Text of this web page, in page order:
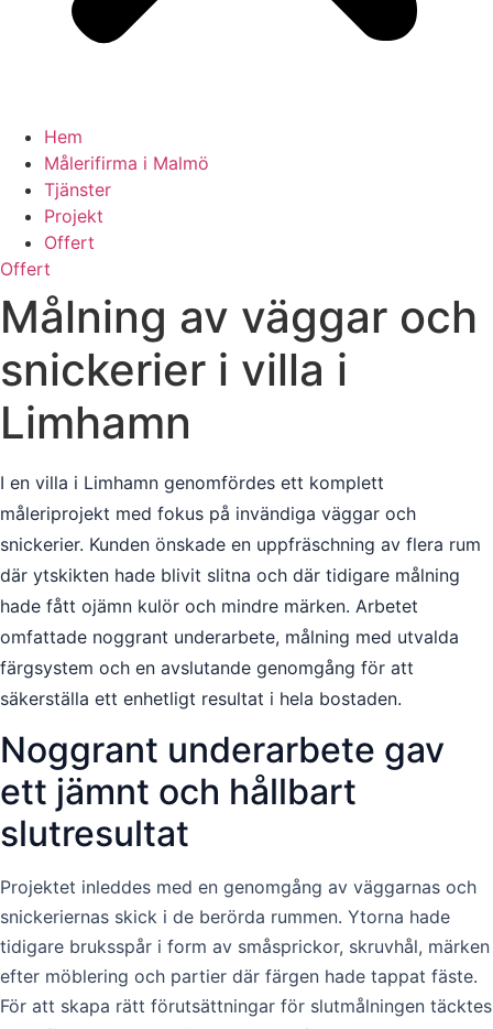
Hem
Målerifirma i Malmö
Tjänster
Projekt
Offert
Offert
Målning av väggar och
snickerier i villa i
Limhamn
I en villa i Limhamn genomfördes ett komplett
måleriprojekt med fokus på invändiga väggar och
snickerier. Kunden önskade en uppfräschning av flera rum
där ytskikten hade blivit slitna och där tidigare målning
hade fått ojämn kulör och mindre märken. Arbetet
omfattade noggrant underarbete, målning med utvalda
färgsystem och en avslutande genomgång för att
säkerställa ett enhetligt resultat i hela bostaden.
Noggrant underarbete gav
ett jämnt och hållbart
slutresultat
Projektet inleddes med en genomgång av väggarnas och
snickeriernas skick i de berörda rummen. Ytorna hade
tidigare bruksspår i form av småsprickor, skruvhål, märken
efter möblering och partier där färgen hade tappat fäste.
För att skapa rätt förutsättningar för slutmålningen täcktes